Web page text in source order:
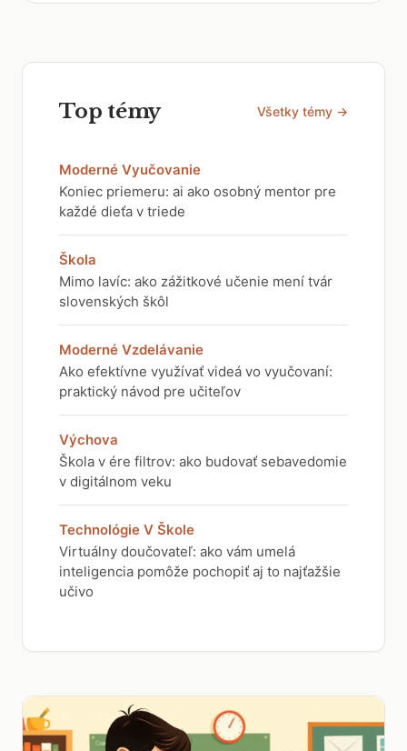
Top témy Všetky témy →
Moderné Vyučovanie
Koniec priemeru: ai ako osobný mentor pre
každé dieťa v triede
Škola
Mimo lavíc: ako zážitkové učenie mení tvár
slovenských škôl
Moderné Vzdelávanie
Ako efektívne využívať videá vo vyučovaní:
praktický návod pre učiteľov
Výchova
Škola v ére filtrov: ako budovať sebavedomie
v digitálnom veku
Technológie V Škole
Virtuálny doučovateľ: ako vám umelá
inteligencia pomôže pochopiť aj to najťažšie
učivo